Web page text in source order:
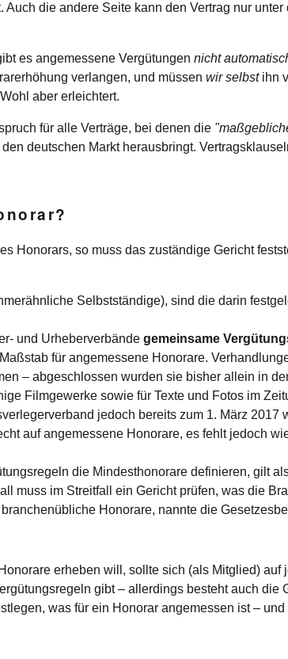
die andere Seite kann den Vertrag nur
es angemessene Vergütungennicht
verlangen, und müssenwir selbstihn
aber erleichtert.
für alle Verträge, bei denen die
deutschen Markt herausbringt.
Honorars, so muss das zuständige Gericht
Selbstständige), sind die darin
und Urheberverbändegemeinsame
für angemessene Honorare.
– abgeschlossen wurden sie bisher allein in
Filmgewerke sowie für Texte und Fotos im
jedoch bereits zum 1. März
auf angemessene Honorare, es fehlt jedoch
die Mindesthonorare definieren, gilt
muss im Streitfall ein Gericht prüfen, was die
Honorare, nannte die
erheben will, sollte sich (als Mitglied)
gibt – allerdings besteht auch die
was für ein Honorar angemessen ist –